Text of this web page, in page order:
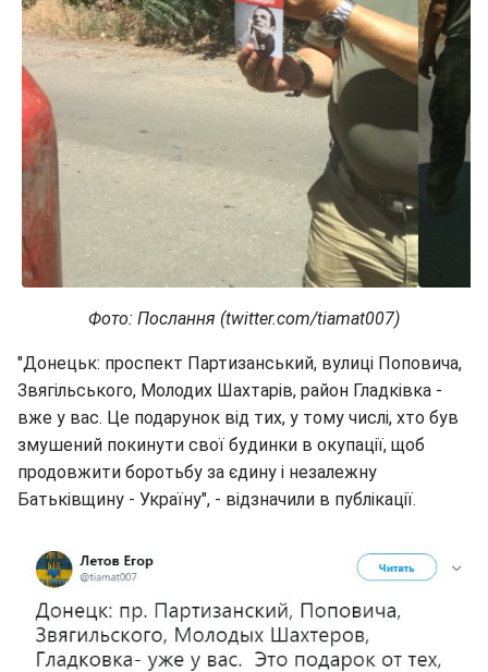
Фото: Послання (twitter.com/tiamat007)
"Донецьк: проспект Партизанський, вулиці Поповича,
Звягільського, Молодих Шахтарів, район Гладківка -
вже у вас. Це подарунок від тих, у тому числі, хто був
змушений покинути свої будинки в окупації, щоб
продовжити боротьбу за єдину і незалежну
Батьківщину - Україну", - відзначили в публікації.